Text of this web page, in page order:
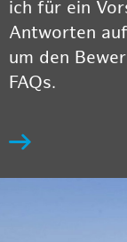
ich für ein
Antworten
um den
FAQs.